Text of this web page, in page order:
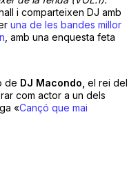
i comparteixen DJ amb
una de les bandes millor
, amb una enquesta feta
de DJ Macondo, el rei del
com actor a un dels
«Cançó que mai